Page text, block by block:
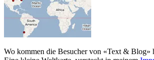
Wo kommen die Besucher von «Text & Blog»